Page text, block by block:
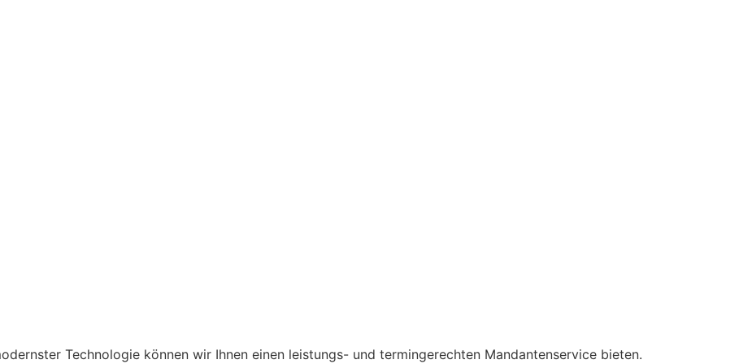
Technologie können wir Ihnen einen leistungs- und termingerechten Mandantenservice bieten.